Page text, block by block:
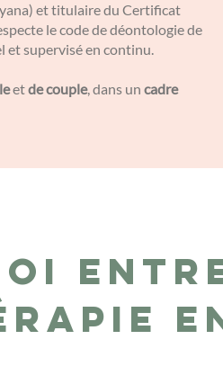
et titulaire du Certificat
le code de déontologie de
et supervisé en continu.
etde couple, dans un cadre